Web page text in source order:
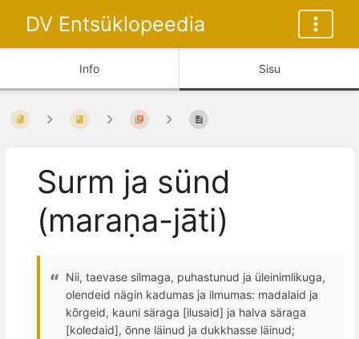
DV Entsüklopeedia
Info Sisu
Surm ja sünd
(maraṇa-jāti)
Nii, taevase silmaga, puhastunud ja üleinimlikuga,
olendeid nägin kadumas ja ilmumas: madalaid ja
kõrgeid, kauni säraga [ilusaid] ja halva säraga
[koledaid], õnne läinud ja dukkhasse läinud;